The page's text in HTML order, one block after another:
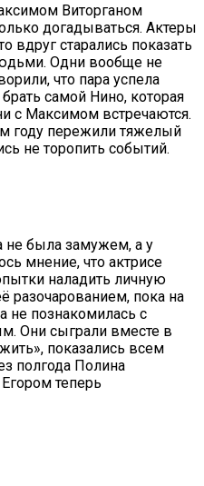
Виторганом
догадываться. Актеры
вдруг старались показать
Одни вообще не
что пара успела
самой Нино, которая
с Максимом встречаются.
году пережили тяжелый
не торопить событий.
не была замужем, а у
мнение, что актрисе
наладить личную
разочарованием, пока на
не познакомилась с
Они сыграли вместе в
показались всем
полгода Полина
теперь